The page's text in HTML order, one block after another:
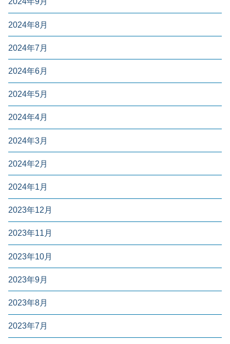
2024年8月
2024年7月
2024年6月
2024年5月
2024年4月
2024年3月
2024年2月
2024年1月
2023年12月
2023年11月
2023年10月
2023年9月
2023年8月
2023年7月